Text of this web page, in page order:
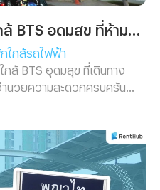
ใกล้รถไฟฟ้า
ล้ BTS อุดมสุข ที่เดินทาง
นวยความสะดวกครบครัน
ะช่วยทำให้คุณตัดสินใจได้ง่าย
ากเหมือนเช่นเคย ซึ่งถ้าพร้อม
อุดมสุข แห่งแรกพร้อม ๆ กัน